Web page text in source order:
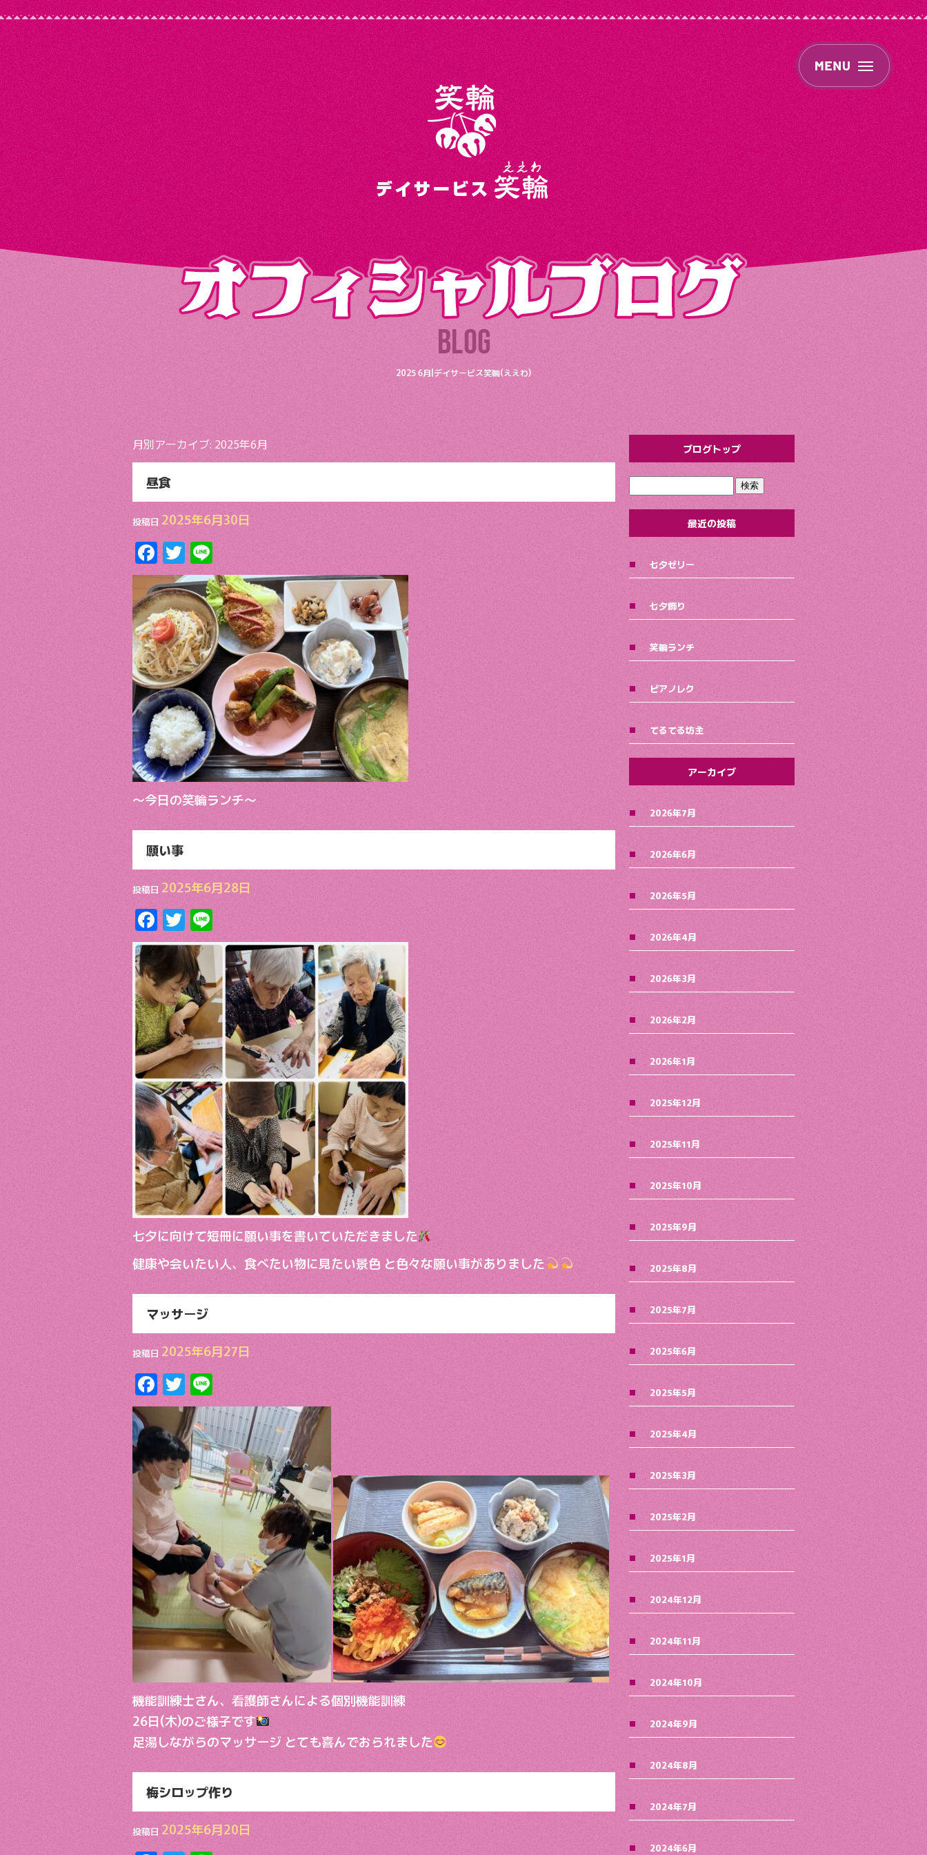
2025 6月|デイサービス笑輪(ええわ)
月別アーカイブ:2025年6月
昼食
投稿日 2025年6月30日
F
ac
e
b
o
o
k
T
w
itt
er
Li
n
e
～今日の笑輪ランチ～
願い事
投稿日 2025年6月28日
F
ac
b
o
o
k
T
w
itt
er
Li
n
e
七夕に向けて短冊に願い事を書いていただきました
健康や会いたい人、食べたい物に見たい景色 と色々な願い事がありました
マッサージ
投稿日 2025年6月27日
F
ac
e
b
o
o
k
T
w
itt
er
Li
n
e
機能訓練士さん、看護師さんによる個別機能訓練
26日(木)のご様子です
足湯しながらのマッサージ とても喜んでおられました
梅シロップ作り
投稿日 2025年6月20日
ブログトップ
最近の投稿
七夕ゼリー
七夕飾り
笑輪ランチ
ピアノレク
てるてる坊主
アーカイブ
2026年7月
2026年6月
2026年5月
2026年4月
2026年3月
2026年2月
2026年1月
2025年12月
2025年11月
2025年10月
2025年9月
2025年8月
2025年7月
2025年6月
2025年5月
2025年4月
2025年3月
2025年2月
2025年1月
2024年12月
2024年11月
2024年10月
2024年9月
2024年8月
2024年7月
2024年6月